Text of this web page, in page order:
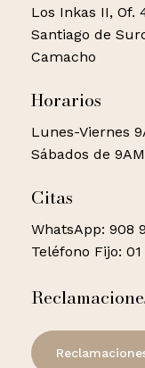
Los Inkas II, Of.
Santiago de
Camacho
Horarios
Lunes-Viernes
Sábados de
Citas
WhatsApp: 908
Teléfono Fijo: